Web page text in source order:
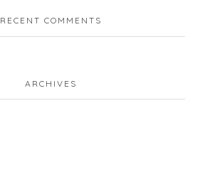
RECENT COMMENTS
ARCHIVES